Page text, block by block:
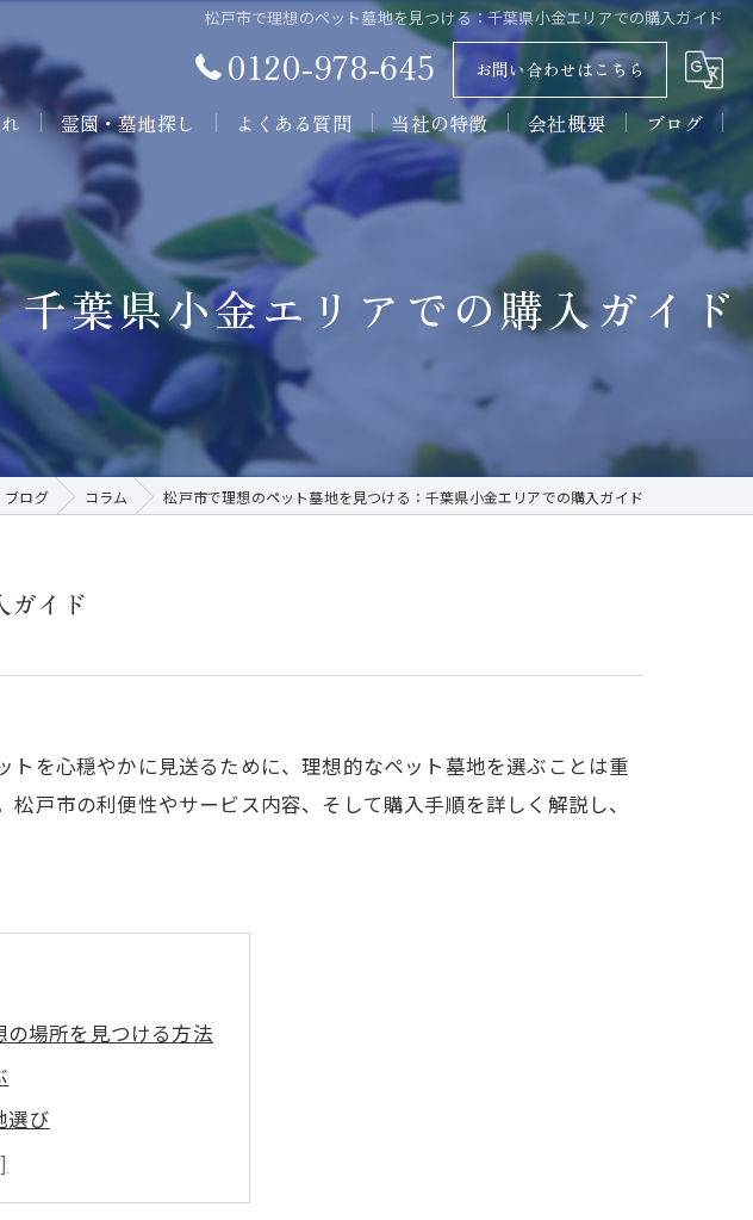
松戸市で理想のペット墓地を見つける：千葉県小金エリアでの購入ガイド
0120-978-645 お問い合わせはこちら
霊園・墓地探し よくある質問 当社の特徴
墓石
墓所
施工
会社概要 ブログ
コラム
葉県小金エリアでの購入ガイド
ブログ コラム 松戸市で理想のペット墓地を見つける：千葉県小金エリアでの購入ガイド
ガイド
を心穏やかに見送るために、理想的なペット墓地を選ぶことは重
戸市の利便性やサービス内容、そして購入手順を詳しく解説し、
場所を見つける方法
選び
方